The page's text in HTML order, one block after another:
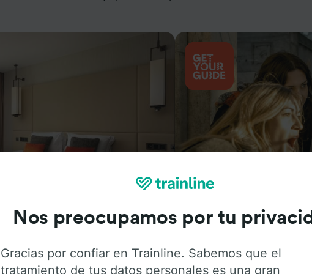
Actividades
Nos preocupamos por tu
Gracias por confiar en Trainline. Sabemos que el
tratamiento de tus datos personales es una gran